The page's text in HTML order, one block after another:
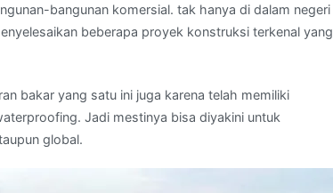
bangunan komersial. tak hanya di dalam negeri
beberapa proyek konstruksi terkenal yang
bakar yang satu ini juga karena telah memiliki
Jadi mestinya bisa diyakini untuk
global.